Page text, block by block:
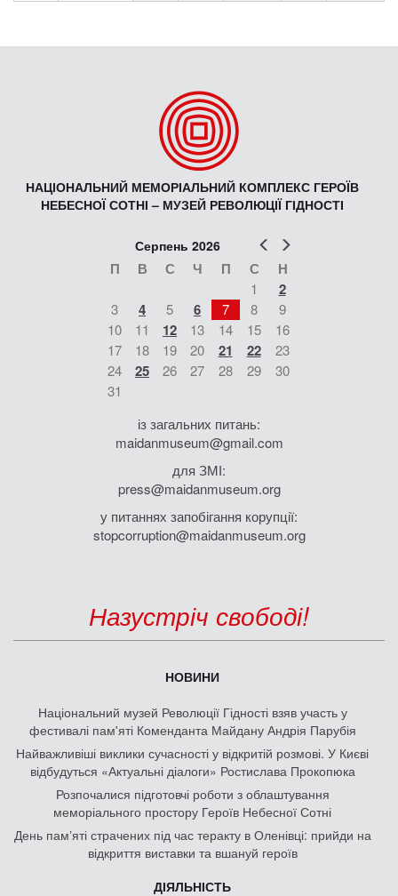
НАЦІОНАЛЬНИЙ МЕМОРІАЛЬНИЙ КОМПЛЕКС ГЕРОЇВ
НЕБЕСНОЇ СОТНІ – МУЗЕЙ РЕВОЛЮЦІЇ ГІДНОСТІ
Попер
Серпень 2026
П В С Ч П С Н
1 2
3 4 5 6 7 8
9
10
11 12 13 14 15
16
17
18 19 20 21 22
23
24
25 26 27 28 29
30
31
із загальних питань:
maidanmuseum@gmail.com
для ЗМІ:
press@maidanmuseum.org
у питаннях запобігання корупції:
stopcorruption@maidanmuseum.org
Назустріч свободі!
НОВИНИ
Національний музей Революції Гідності взяв участь у
фестивалі пам'яті Коменданта Майдану Андрія Парубія
Найважливіші виклики сучасності у відкритій розмові. У Києві
відбудуться «Актуальні діалоги» Ростислава Прокопюка
Розпочалися підготовчі роботи з облаштування
меморіального простору Героїв Небесної Сотні
День памʼяті страчених під час теракту в Оленівці: прийди на
відкриття виставки та вшануй героїв
ДІЯЛЬНІСТЬ